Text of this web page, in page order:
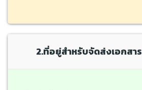
2.ที่อยู่สำหรับจัดส่งเอกสาร